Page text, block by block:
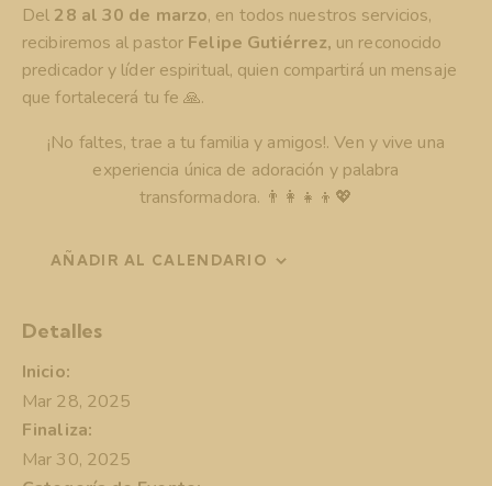
Del 28 al 30 de marzo, en todos nuestros servicios,
recibiremos al pastor Felipe Gutiérrez, un reconocido
predicador y líder espiritual, quien compartirá un mensaje
que fortalecerá tu fe 🙏.
¡No faltes, trae a tu familia y amigos!. Ven y vive una
experiencia única de adoración y palabra
transformadora. 👨‍👩‍👧‍👦💖
AÑADIR AL CALENDARIO
Detalles
Inicio:
Mar 28, 2025
Finaliza:
Mar 30, 2025